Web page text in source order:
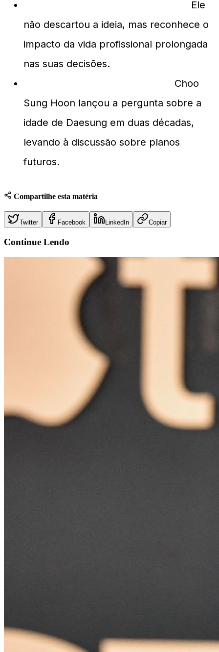
Ele
não descartou a ideia, mas reconhece o
impacto da vida profissional prolongada
nas suas decisões.
Choo
Sung Hoon lançou a pergunta sobre a
idade de Daesung em duas décadas,
levando à discussão sobre planos
futuros.
Compartilhe esta matéria
Twitter Facebook LinkedIn Copiar
Continue Lendo